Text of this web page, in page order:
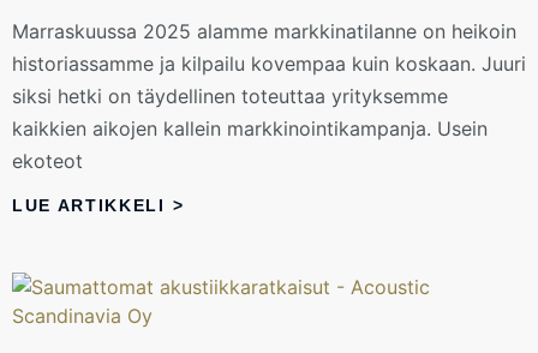
Marraskuussa 2025 alamme markkinatilanne on heikoin
historiassamme ja kilpailu kovempaa kuin koskaan. Juuri
siksi hetki on täydellinen toteuttaa yrityksemme
kaikkien aikojen kallein markkinointikampanja. Usein
ekoteot
LUE ARTIKKELI >